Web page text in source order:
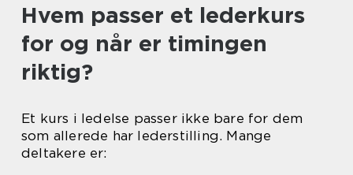
Hvem passer et lederkurs
for og når er timingen
riktig?
Et kurs i ledelse passer ikke bare for dem
som allerede har lederstilling. Mange
deltakere er: